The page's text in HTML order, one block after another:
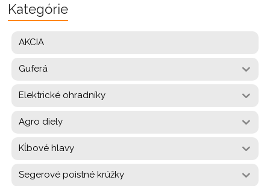
Kategórie
AKCIA
Guferá
Elektrické ohradníky
Agro diely
Kĺbové hlavy
Segerové poistné krúžky